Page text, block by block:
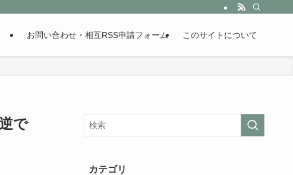
よう。歴史が苦手な人も魅了するまとめサイトです。
お問い合わせ・相互RSS申請フォーム このサイトについて
で
カテゴリ